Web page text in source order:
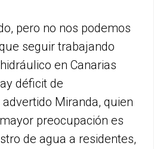
pero no nos podemos
seguir trabajando
en Canarias
déficit de
Miranda, quien
preocupación es
de agua a residentes,